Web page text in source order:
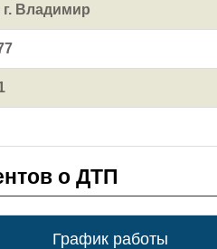
г. Владимир
о ДТП
График работы